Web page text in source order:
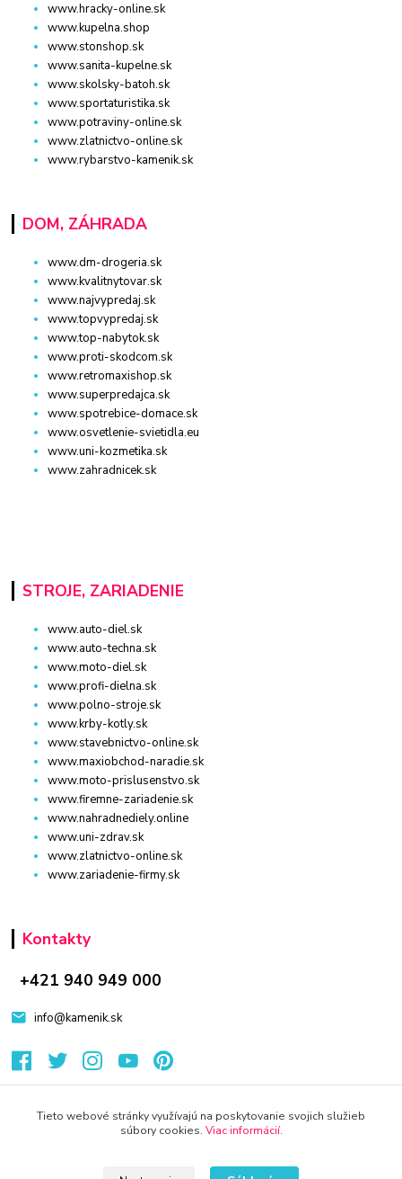
www.hracky-online.sk
www.kupelna.shop
www.stonshop.sk
www.sanita-kupelne.sk
www.skolsky-batoh.sk
www.sportaturistika.sk
www.potraviny-online.sk
www.zlatnictvo-online.sk
www.rybarstvo-kamenik.sk
DOM, ZÁHRADA
www.dm-drogeria.sk
www.kvalitnytovar.sk
www.najvypredaj.sk
www.topvypredaj.sk
www.top-nabytok.sk
www.proti-skodcom.sk
www.retromaxishop.sk
www.superpredajca.sk
www.spotrebice-domace.sk
www.osvetlenie-svietidla.eu
www.uni-kozmetika.sk
www.zahradnicek.sk
STROJE, ZARIADENIE
www.auto-diel.sk
www.auto-techna.sk
www.moto-diel.sk
www.profi-dielna.sk
www.polno-stroje.sk
www.krby-kotly.sk
www.stavebnictvo-online.sk
www.maxiobchod-naradie.sk
www.moto-prislusenstvo.sk
www.firemne-zariadenie.sk
www.nahradnediely.online
www.uni-zdrav.sk
www.zlatnictvo-online.sk
www.zariadenie-firmy.sk
Kontakty
+421 940 949 000
info@kamenik.sk
Eshop-rychlo.sk
Tieto webové stránky využívajú na poskytovanie svojich služieb
súbory cookies. Viac informácií.